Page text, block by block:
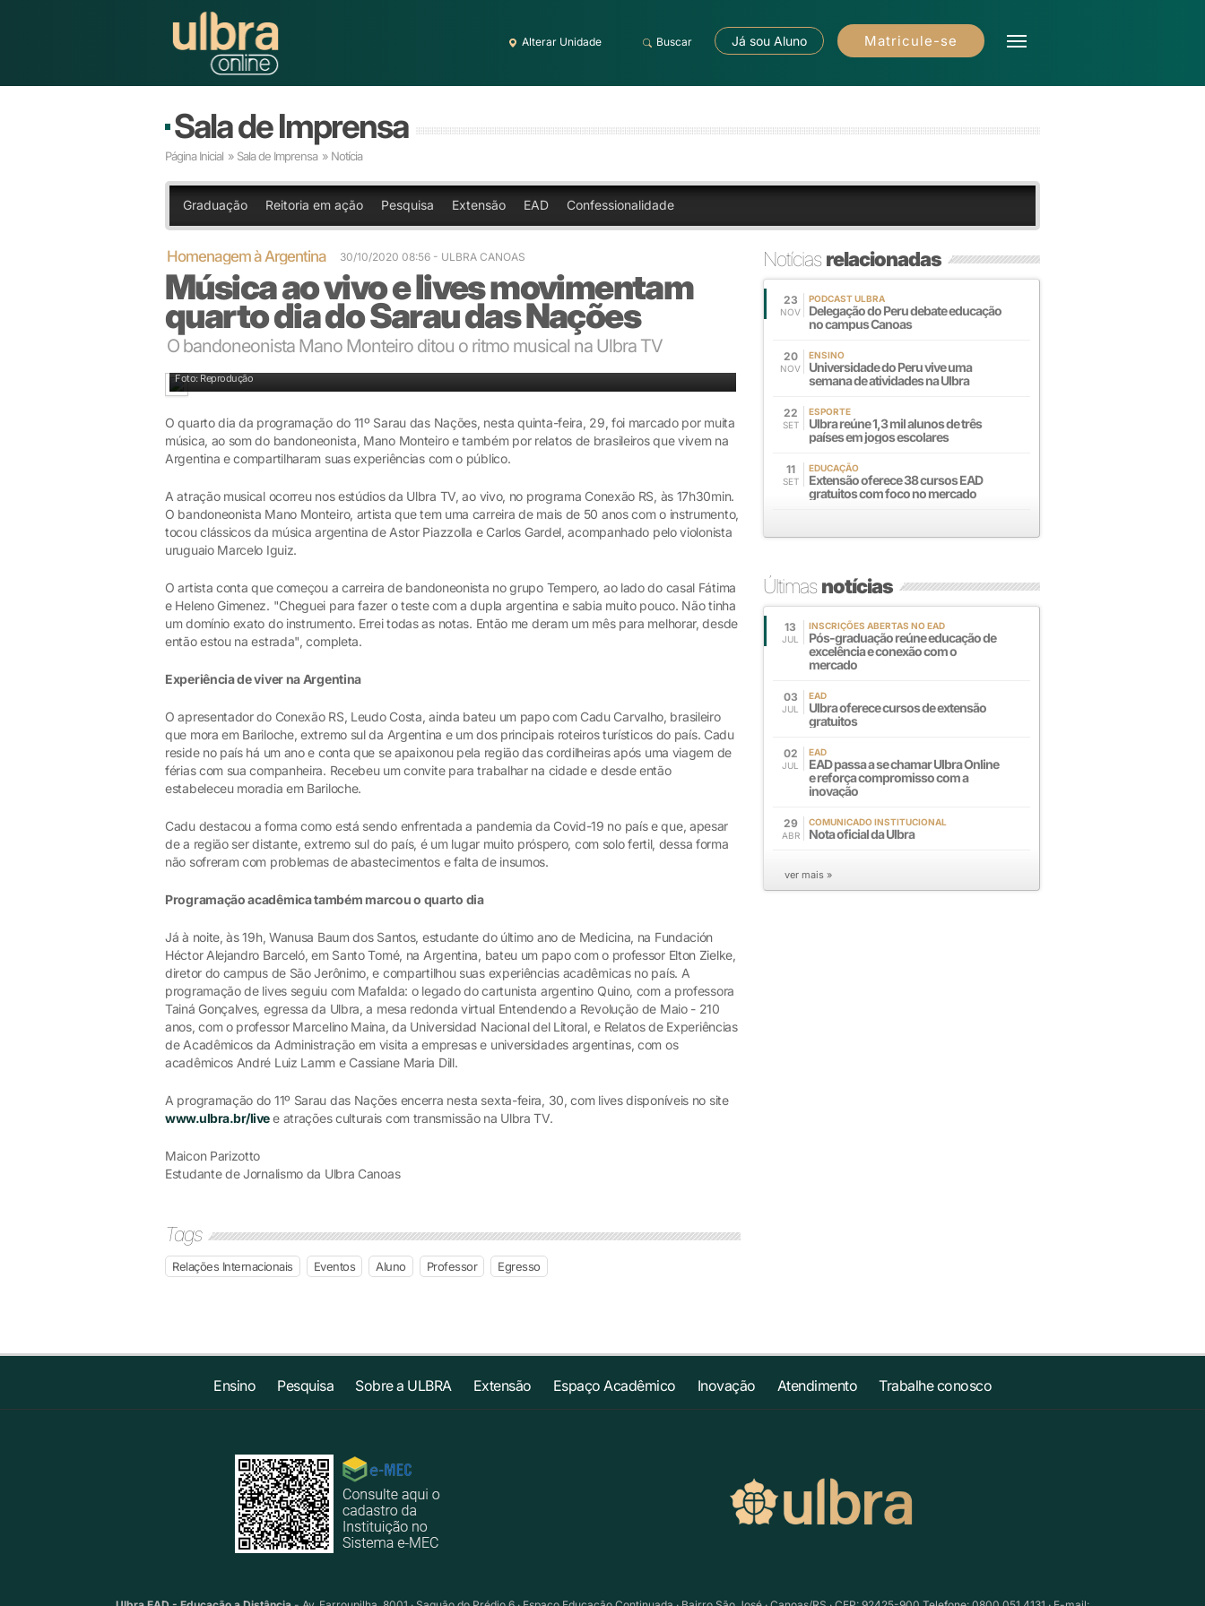
Alterar Unidade Buscar Já sou Aluno Matricule-se
Sala de Imprensa
Página Inicial » Sala de Imprensa » Notícia
Graduação Reitoria em ação Pesquisa Extensão EAD Confessionalidade
Homenagem à Argentina 30/10/2020 08:56 - ULBRA CANOAS
Música ao vivo e lives movimentam
quarto dia do Sarau das Nações
O bandoneonista Mano Monteiro ditou o ritmo musical na Ulbra TV
Foto: Reprodução
O quarto dia da programação do 11º Sarau das Nações, nesta quinta-feira, 29, foi marcado por muita
música, ao som do bandoneonista, Mano Monteiro e também por relatos de brasileiros que vivem na
Argentina e compartilharam suas experiências com o público.
A atração musical ocorreu nos estúdios da Ulbra TV, ao vivo, no programa Conexão RS, às 17h30min.
O bandoneonista Mano Monteiro, artista que tem uma carreira de mais de 50 anos com o instrumento,
tocou clássicos da música argentina de Astor Piazzolla e Carlos Gardel, acompanhado pelo violonista
uruguaio Marcelo Iguiz.
O artista conta que começou a carreira de bandoneonista no grupo Tempero, ao lado do casal Fátima
e Heleno Gimenez. "Cheguei para fazer o teste com a dupla argentina e sabia muito pouco. Não tinha
um domínio exato do instrumento. Errei todas as notas. Então me deram um mês para melhorar, desde
então estou na estrada", completa.
Experiência de viver na Argentina
O apresentador do Conexão RS, Leudo Costa, ainda bateu um papo com Cadu Carvalho, brasileiro
que mora em Bariloche, extremo sul da Argentina e um dos principais roteiros turísticos do país. Cadu
reside no país há um ano e conta que se apaixonou pela região das cordilheiras após uma viagem de
férias com sua companheira. Recebeu um convite para trabalhar na cidade e desde então
estabeleceu moradia em Bariloche.
Cadu destacou a forma como está sendo enfrentada a pandemia da Covid-19 no país e que, apesar
de a região ser distante, extremo sul do país, é um lugar muito próspero, com solo fertil, dessa forma
não sofreram com problemas de abastecimentos e falta de insumos.
Programação acadêmica também marcou o quarto dia
Já à noite, às 19h, Wanusa Baum dos Santos, estudante do último ano de Medicina, na Fundación
Héctor Alejandro Barceló, em Santo Tomé, na Argentina, bateu um papo com o professor Elton Zielke,
diretor do campus de São Jerônimo, e compartilhou suas experiências acadêmicas no país. A
programação de lives seguiu com Mafalda: o legado do cartunista argentino Quino, com a professora
Tainá Gonçalves, egressa da Ulbra, a mesa redonda virtual Entendendo a Revolução de Maio - 210
anos, com o professor Marcelino Maina, da Universidad Nacional del Litoral, e Relatos de Experiências
de Acadêmicos da Administração em visita a empresas e universidades argentinas, com os
acadêmicos André Luiz Lamm e Cassiane Maria Dill.
A programação do 11º Sarau das Nações encerra nesta sexta-feira, 30, com lives disponíveis no site
www.ulbra.br/livee atrações culturais com transmissão na Ulbra TV.
Maicon Parizotto
Estudante de Jornalismo da Ulbra Canoas
Tags
Relações Internacionais Eventos Aluno Professor Egresso
Notíciasrelacionadas
23
NOV
PODCAST ULBRA
Delegação do Peru debate educação
no campus Canoas
20
NOV
ENSINO
Universidade do Peru vive uma
semana de atividades na Ulbra
22
SET
ESPORTE
Ulbra reúne 1,3 mil alunos de três
países em jogos escolares
11
SET
EDUCAÇÃO
Extensão oferece 38 cursos EAD
gratuitos com foco no mercado
Últimasnotícias
13
JUL
INSCRIÇÕES ABERTAS NO EAD
Pós-graduação reúne educação de
excelência e conexão com o
mercado
03
JUL
EAD
Ulbra oferece cursos de extensão
gratuitos
02
JUL
EAD
EAD passa a se chamar Ulbra Online
e reforça compromisso com a
inovação
29
ABR
COMUNICADO INSTITUCIONAL
Nota oficial da Ulbra
ver mais »
Ensino Pesquisa Sobre a ULBRA Extensão Espaço Acadêmico Inovação Atendimento Trabalhe conosco